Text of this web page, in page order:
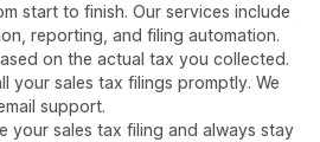
start to finish. Our services include
reporting, and filing automation.
on the actual tax you collected.
your sales tax filings promptly. We
support.
your sales tax filing and always stay